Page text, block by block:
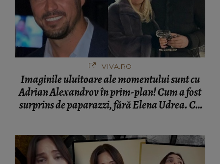
VIVA.RO
Imaginile uluitoare ale momentului sunt cu
Adrian Alexandrov în prim-plan! Cum a fost
surprins de paparazzi, fără Elena Udrea. Cu